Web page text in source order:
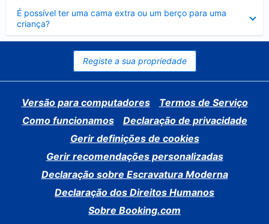
É possível ter uma cama extra ou um berço para uma
criança?
Elemento
fechado
Registe a sua propriedade
Versão para computadores
Termos de Serviço
Como funcionamos
Declaração de privacidade
Gerir definições de cookies
Gerir recomendações personalizadas
Declaração sobre Escravatura Moderna
Declaração dos Direitos Humanos
Sobre Booking.com